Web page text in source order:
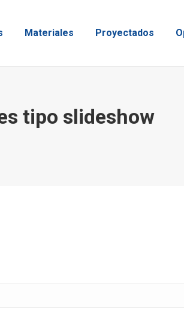
Materiales Proyectados
tipo slideshow